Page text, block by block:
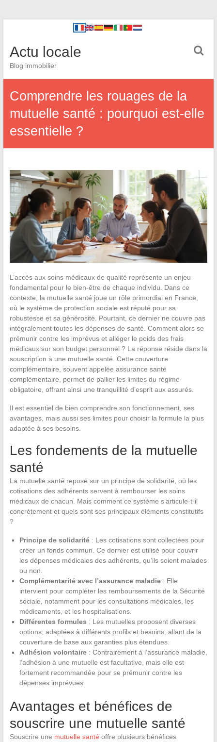
Actu locale
Blog immobilier
Comprendre les rouages de la
mutuelle santé : pourquoi est-elle
essentielle ?
L’accès aux soins médicaux de qualité représente un enjeu
fondamental pour le bien-être de chaque individu. Dans ce
contexte, la mutuelle santé joue un rôle primordial en France,
où le système de protection sociale est réputé pour sa
robustesse et sa générosité. Pourtant, ce dernier ne couvre pas
intégralement toutes les dépenses de santé. Comment alors se
prémunir contre les imprévus et alléger le poids des frais
médicaux sur son budget personnel ? La réponse réside dans la
souscription à une mutuelle santé. Cette couverture
complémentaire, souvent appelée assurance santé
complémentaire, permet de pallier les limites du régime
obligatoire, offrant ainsi une tranquillité d’esprit aux assurés.
Il est essentiel de bien comprendre son fonctionnement, ses
avantages, mais aussi ses limites pour choisir la formule la plus
adaptée à ses besoins.
Les fondements de la mutuelle
santé
La mutuelle santé repose sur un principe de solidarité, où les
cotisations des adhérents servent à rembourser les soins
médicaux de chacun. Mais comment ce système s’articule-t-il
concrètement et quels sont ses principaux éléments constitutifs
?
Principe de solidarité: Les cotisations sont collectées pour
créer un fonds commun. Ce dernier est utilisé pour couvrir
les dépenses médicales des adhérents, qu’ils soient malades
ou non.
Complémentarité avec l’assurance maladie: Elle
intervient pour compléter les remboursements de la Sécurité
sociale, notamment pour les consultations médicales, les
médicaments, et les hospitalisations.
Différentes formules : Les mutuelles proposent diverses
options, adaptées à différents profils et besoins, allant de la
couverture de base aux garanties plus étendues.
Adhésion volontaire: Contrairement à l’assurance maladie,
l’adhésion à une mutuelle est facultative, mais elle est
fortement recommandée pour se prémunir contre les
dépenses imprévues.
Avantages et bénéfices de
souscrire une mutuelle santé
Souscrire une mutuelle santé offre plusieurs bénéfices